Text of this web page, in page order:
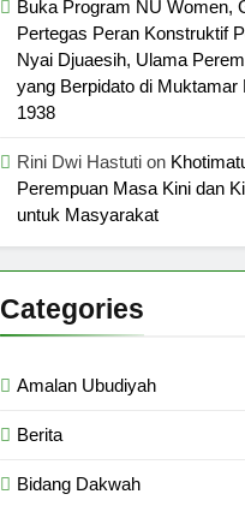
Buka Program NU Women,
Pertegas Peran Konstruktif
Nyai Djuaesih, Ulama
yang Berpidato di
1938
Rini Dwi Hastuti on
Perempuan Masa Kini dan
untuk Masyarakat
Categories
Amalan Ubudiyah
Berita
Bidang Dakwah